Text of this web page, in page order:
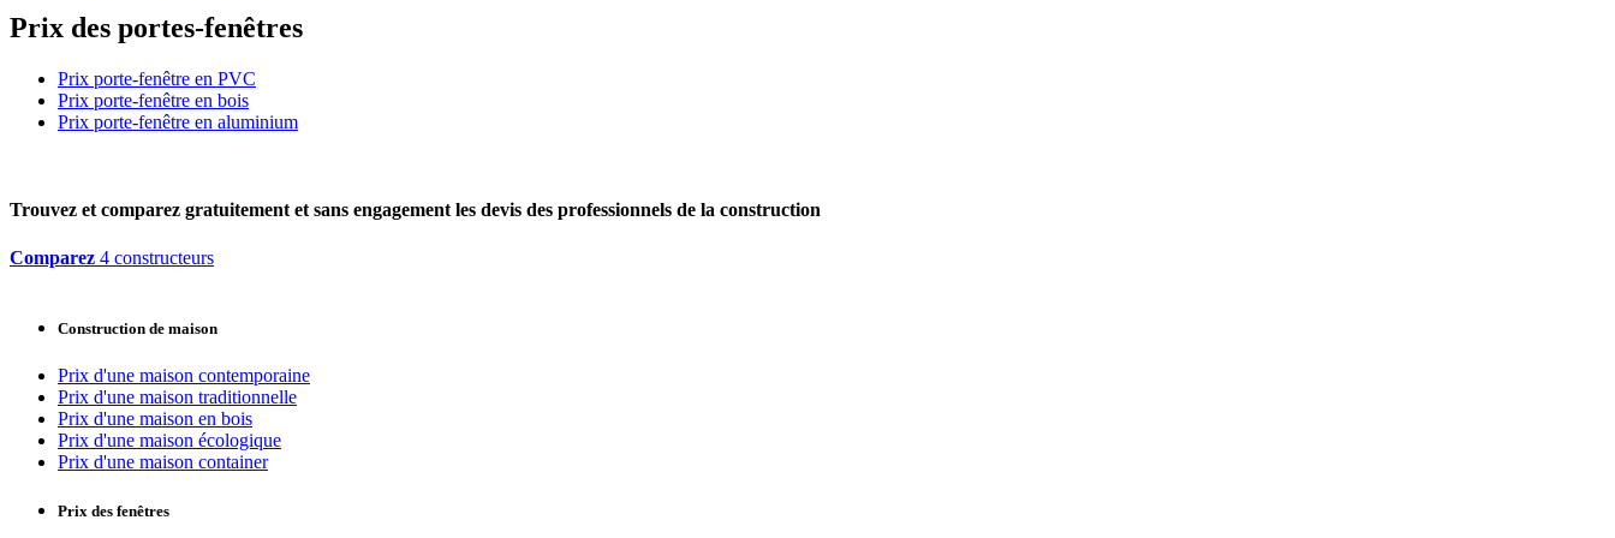
Prix des portes-fenêtres
Prix porte-fenêtre en PVC
Prix porte-fenêtre en bois
Prix porte-fenêtre en aluminium
Trouvez et comparez gratuitement et sans engagement les devis des professionnels de la construction
Comparez 4 constructeurs
Construction de maison
Prix d'une maison contemporaine
Prix d'une maison traditionnelle
Prix d'une maison en bois
Prix d'une maison écologique
Prix d'une maison container
Prix des fenêtres